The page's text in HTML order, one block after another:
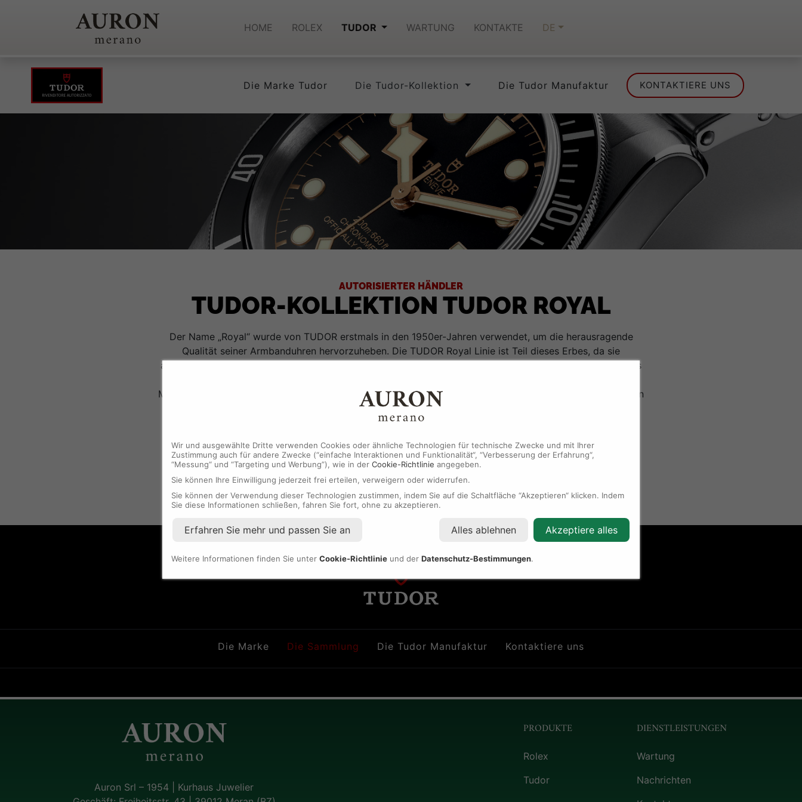
HOME ROLEX TUDOR WARTUNG KONTAKTE DE
Die Marke Tudor Die Tudor-Kollektion Die Tudor Manufaktur KONTAKTIERE UNS
AUTORISIERTER HÄNDLER
TUDOR-KOLLEKTION TUDOR ROYAL
Der Name „Royal“ wurde von TUDOR erstmals in den 1950er-Jahren verwendet, um die herausragende
Qualität seiner Armbanduhren hervorzuheben. Die TUDOR Royal Linie ist Teil dieses Erbes, da sie
automatische sportlich-elegante Uhren mit integrierten Armbändern umfasst, die sowohl erschwinglich als
Merkmale dieser Linie, einer Mischung aus klassischer Armbanduhr und Sportuhr. Sie ist in Edelstahl oder in
Edelstahl und Gold sowie in vier Größen und mit zahlreichen Zifferblättern erhältlich.
ENTDECKEN SIE DIE GESAMTE TUDOR-KOLLEKTION
Die Marke Die Sammlung Die Tudor Manufaktur Kontaktiere uns
Auron Srl – 1954 | Kurhaus Juwelier
PRODUKTE
Rolex
Tudor
DIENSTLEISTUNGEN
Wartung
Nachrichten
Wir und ausgewählte Dritte verwenden Cookies oder ähnliche Technologien für technische Zwecke und mit Ihrer
Zustimmung auch für andere Zwecke (“einfache Interaktionen und Funktionalität“, “Verbesserung der Erfahrung“,
“Messung“ und “Targeting und Werbung”), wie in der Cookie-Richtlinie angegeben.
Sie können Ihre Einwilligung jederzeit frei erteilen, verweigern oder widerrufen.
Sie können der Verwendung dieser Technologien zustimmen, indem Sie auf die Schaltfläche “Akzeptieren“ klicken. Indem
Sie diese Informationen schließen, fahren Sie fort, ohne zu akzeptieren.
Erfahren Sie mehr und passen Sie an Alles ablehnen Akzeptiere alles
Weitere Informationen finden Sie unter Cookie-Richtlinie und der Datenschutz-Bestimmungen.